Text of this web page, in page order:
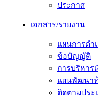
ประกาศ
เอกสาร/รายงาน
แผนการดำ
ข้อบัญญัติ
การบริหาร
แผนพัฒนา
ติดตามปร